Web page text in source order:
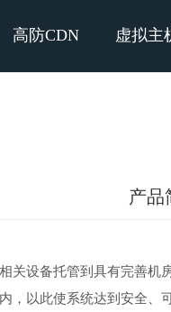
高防CDN 虚拟主
产品
关设备托管到具有完善
，以此使系统达到安全